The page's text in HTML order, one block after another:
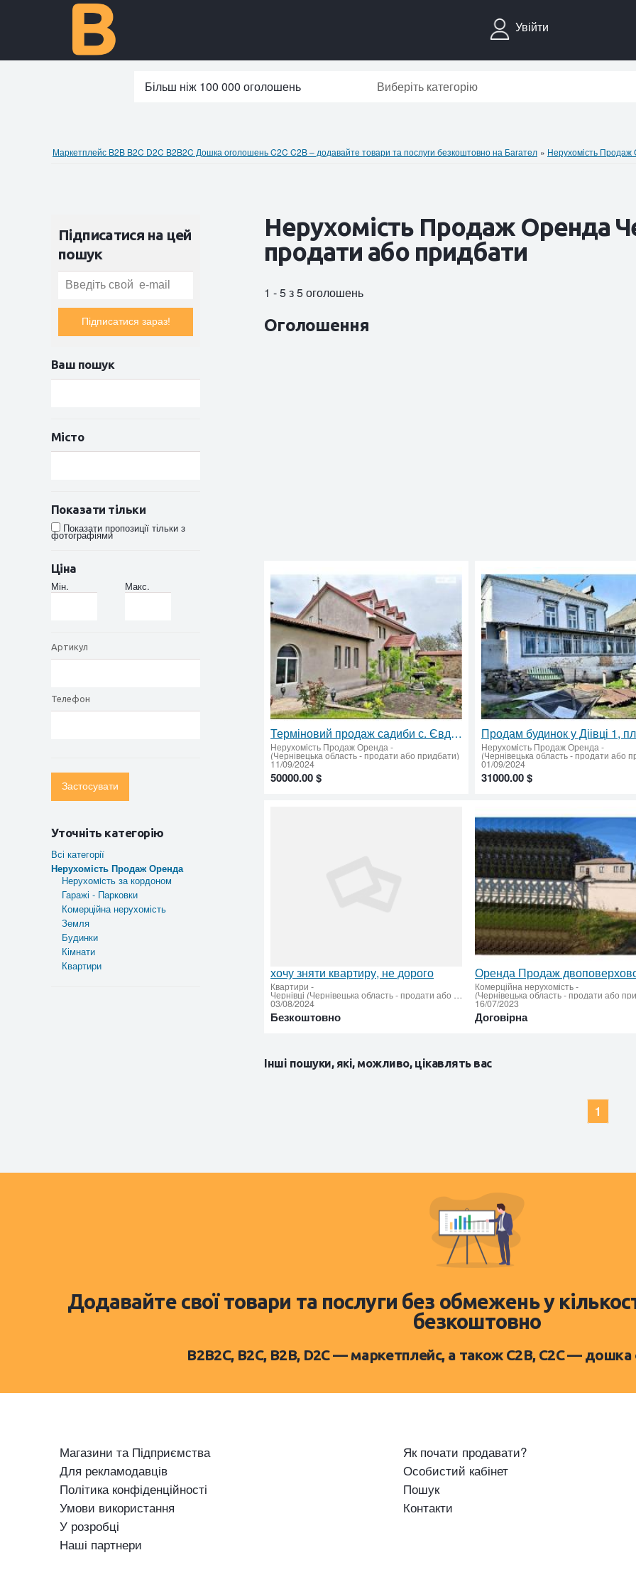
Увійти
Більш ніж 100 000 оголошень Виберіть категорію
Маркетплейс B2B B2C D2C B2B2C Дошка оголошень C2C C2B – додавайте товари та послуги безкоштовно на Багател » Нерухомiсть Продаж
Підписатися на цей
пошук
Підписатися зараз!
Ваш пошук
Місто
Показати тільки
Показати пропозиції тільки з
фотографіями
Ціна
Мін.
Макс.
Артикул
Телефон
Застосувати
Уточніть категорію
Всі категорії
Нерухомiсть Продаж Оренда
Нерухомiсть за кордоном
Гаражі - Парковки
Комерційна нерухомість
Земля
Будинки
Кімнати
Квартири
Нерухомiсть Продаж Оренда
продати або придбати
1 - 5 з 5 оголошень
Оголошення
Терміновий продаж садиби с. Євдокіївка, Магдалинівський район
Нерухомiсть Продаж Оренда -
(Чернівецька область - продати або придбати)
11/09/2024
50000.00 $
Нерухомiсть Продаж Оренда -
(Чернівецька область - продати або
01/09/2024
31000.00 $
хочу зняти квартиру, не дорого
Квартири -
Чернівці (Чернівецька область - продати або придбати)
03/08/2024
Безкоштовно
Комерційна нерухомість-
(Чернівецька область - продати або
16/07/2023
Договірна
Інші пошуки, які, можливо, цікавлять вас
1
Додавайте свої товари та послуги без обмежень у
безкоштовно
B2B2C, B2C, B2B, D2C — маркетплейс, а також C2B, C2C —
Магазини та Підприємства
Для рекламодавців
Політика конфіденційності
Умови використання
У розробці
Наші партнери
Як почати продавати?
Особистий кабінет
Пошук
Контакти